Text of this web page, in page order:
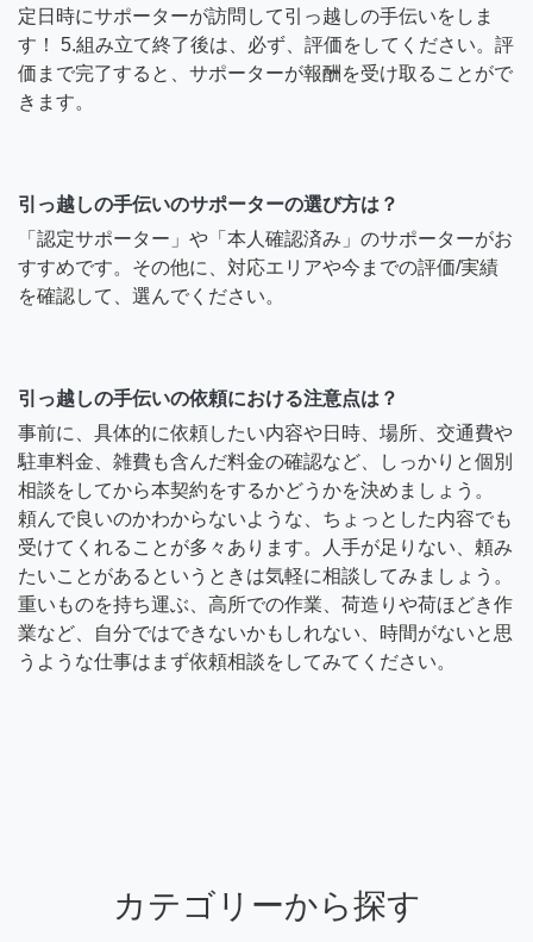
定日時にサポーターが訪問して引っ越しの手伝いをしま
す！ 5.組み立て終了後は、必ず、評価をしてください。評
価まで完了すると、サポーターが報酬を受け取ることがで
きます。
引っ越しの手伝いのサポーターの選び方は？
「認定サポーター」や「本人確認済み」のサポーターがお
すすめです。その他に、対応エリアや今までの評価/実績
を確認して、選んでください。
引っ越しの手伝いの依頼における注意点は？
事前に、具体的に依頼したい内容や日時、場所、交通費や
駐車料金、雑費も含んだ料金の確認など、しっかりと個別
相談をしてから本契約をするかどうかを決めましょう。
頼んで良いのかわからないような、ちょっとした内容でも
受けてくれることが多々あります。人手が足りない、頼み
たいことがあるというときは気軽に相談してみましょう。
重いものを持ち運ぶ、高所での作業、荷造りや荷ほどき作
業など、自分ではできないかもしれない、時間がないと思
うような仕事はまず依頼相談をしてみてください。
カテゴリーから探す